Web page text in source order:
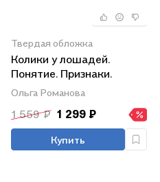
Твердая обложка
Колики у лошадей.
Понятие. Признаки.
Первая помощь. О чем
коневладельцу
Ольга Романова
1 559 ₽ 1 299 ₽
Купить